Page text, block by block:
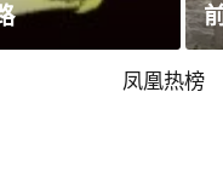
凤凰热榜